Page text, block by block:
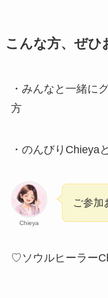
こんな方、ぜ
・みんなと一緒に
方
・のんびりChieya
Chieya
ご参加
♡ソウルヒーラー